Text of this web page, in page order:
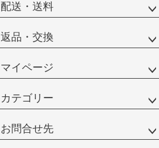
配送・送料
返品・交換
マイページ
カテゴリー
お問合せ先